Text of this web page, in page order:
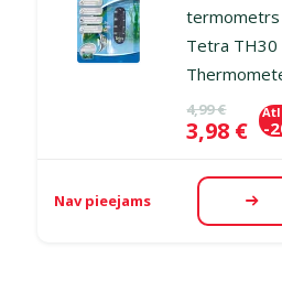
Tetra TH30
Oriģinālā
4,99 €
Cena
3,98 € -
Nav pieejams